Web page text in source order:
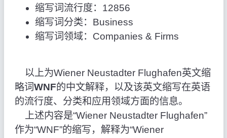
缩写词流行度：12856
缩写词分类：Business
缩写词领域：Companies & Firms
以上为Wiener Neustadter Flughafen英文缩
略词WNF的中文解释，以及该英文缩写在英语
的流行度、分类和应用领域方面的信息。
上述内容是“Wiener Neustadter Flughafen”
作为“WNF”的缩写，解释为“Wiener